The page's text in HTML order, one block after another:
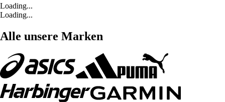
Loading...
Loading...
Alle unsere Marken